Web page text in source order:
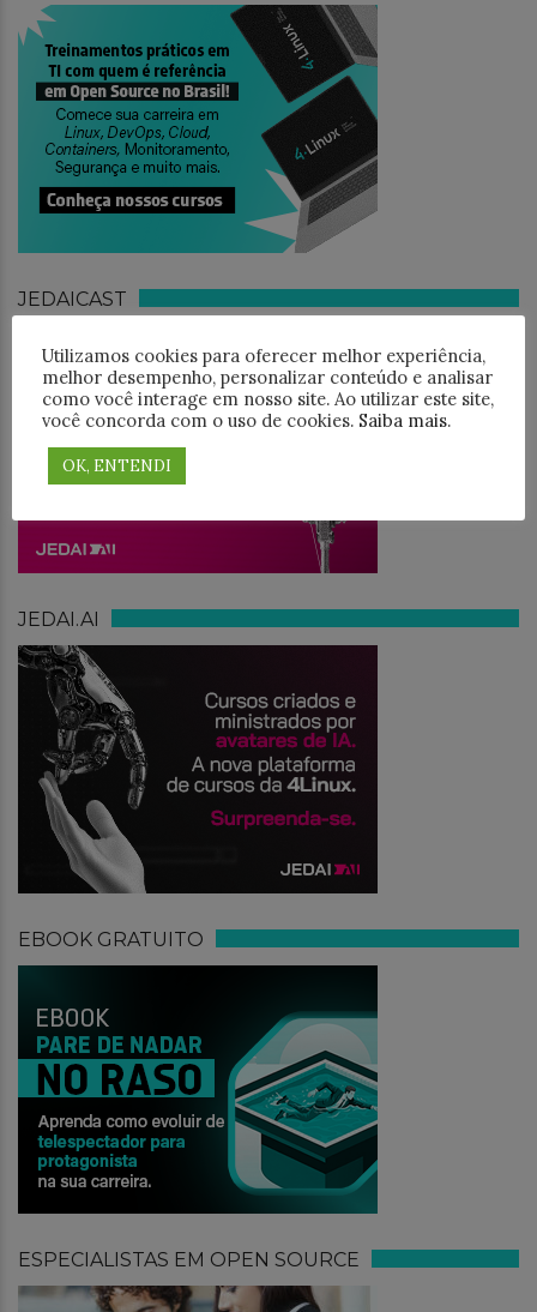
JEDAICAST
JEDAI.AI
EBOOK GRATUITO
ESPECIALISTAS EM OPEN SOURCE
Utilizamos cookies para oferecer melhor experiência,
melhor desempenho, personalizar conteúdo e analisar
como você interage em nosso site. Ao utilizar este site,
você concorda com o uso de cookies. Saiba mais.
OK, ENTENDI